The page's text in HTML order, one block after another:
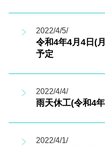
2022/4/5/
令和4年4月4日(
予定
2022/4/4/
雨天休工(令和4
2022/4/1/